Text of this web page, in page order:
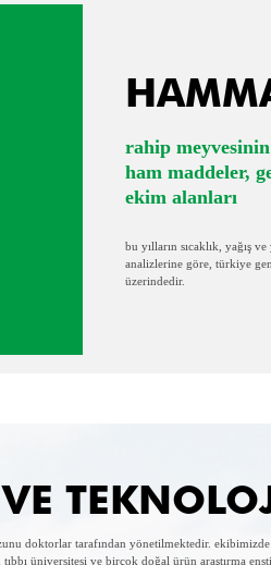
rahip
ham maddeler,
ekim alanları
bu yılların sıcaklık, yağış
analizlerine göre, türkiye
üzerindedir.
doktorlar tarafından yönetilmektedir.
üniversitesi ve birçok doğal ürün araştırma